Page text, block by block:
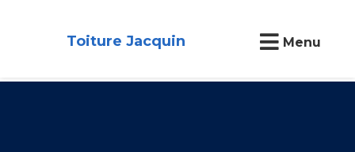
Toiture Jacquin Menu